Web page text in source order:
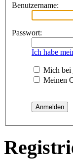
Benutzername:
Passwort:
Ich habe
Mich bei
Meinen